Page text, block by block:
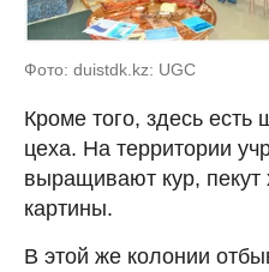
Фото: duistdk.kz: UGC
Кроме того, здесь
цеха. На территории
выращивают кур,
картины.
В этой же колонии